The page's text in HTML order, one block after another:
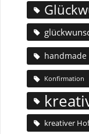
handmade
Konfirmation
kreativer